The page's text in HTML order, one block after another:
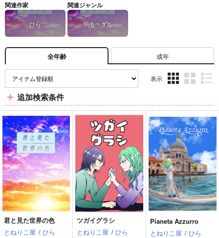
関連作家
ひら
関連ジャンル
弱虫ペダル
全年齢 成年
表示
ム
表
示
ム
表
示
ム
表
示
追加検索条件
君と見た世界の色
とねりこ屋 / ひら
ツガイグラシ
とねりこ屋 / ひら
Pianeta Azzurro
とねりこ屋 / ひら